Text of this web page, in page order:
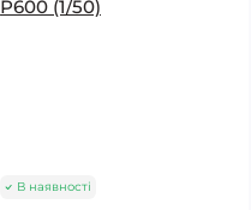
Р600 (1/50)
В наявності